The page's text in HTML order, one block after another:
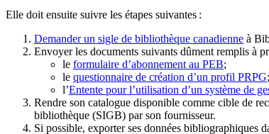
Elle doit ensuite suivre les étapes suivantes :
Demander un sigle de bibliothèque canadienne à
Envoyer les documents suivants dûment remplis à
le formulaire d’abonnement au PEB;
le questionnaire de création d’un profil PRPG;
l’Entente pour l’utilisation d’un système de
Rendre son catalogue disponible comme cible de
bibliothèque (SIGB) par son fournisseur.
Si possible, exporter ses données bibliographiques